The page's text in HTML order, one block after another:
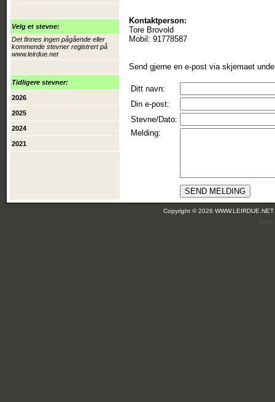
Velg et stevne:
Det finnes ingen pågående eller
kommende stevner registrert på
www.leirdue.net
Tidligere stevner:
2026
2025
2024
2021
Kontaktperson:
Tore Brovold
Mobil: 91778587
Send gjerne en e-post via skjemaet
Ditt navn:
Din e-post:
Stevne/Dato:
Melding:
Copyright © 2026